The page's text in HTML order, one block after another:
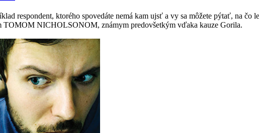
respondent, ktorého spovedáte nemá kam ujsť a vy sa môžete pýtať, na čo
TOMOM NICHOLSONOM, známym predovšetkým vďaka kauze Gorila.